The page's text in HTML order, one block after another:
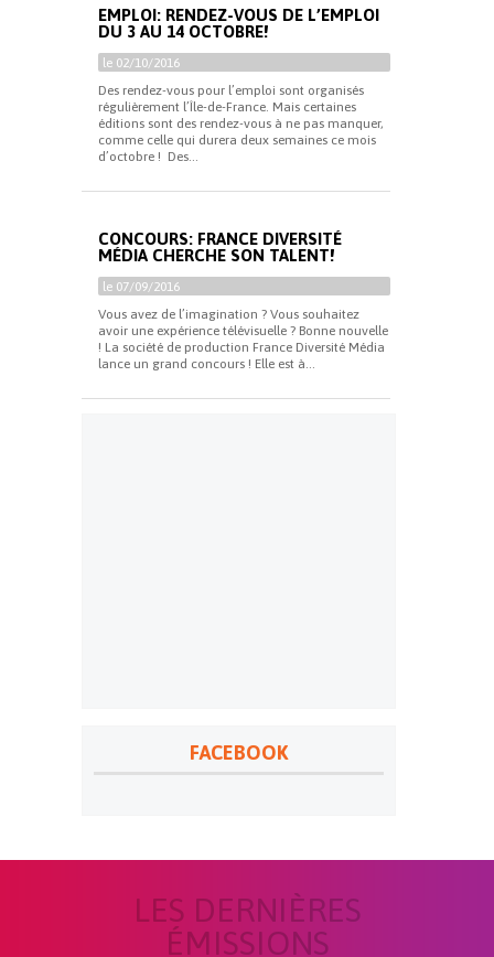
EMPLOI: RENDEZ-VOUS DE L’EMPLOI
DU 3 AU 14 OCTOBRE!
le 02/10/2016
Des rendez-vous pour l’emploi sont organisés
régulièrement l’Île-de-France. Mais certaines
éditions sont des rendez-vous à ne pas manquer,
comme celle qui durera deux semaines ce mois
d’octobre ! Des...
CONCOURS: FRANCE DIVERSITÉ
MÉDIA CHERCHE SON TALENT!
le 07/09/2016
Vous avez de l’imagination ? Vous souhaitez
avoir une expérience télévisuelle ? Bonne nouvelle
! La société de production France Diversité Média
lance un grand concours ! Elle est à...
FACEBOOK
LES DERNIÈRES
ÉMISSIONS